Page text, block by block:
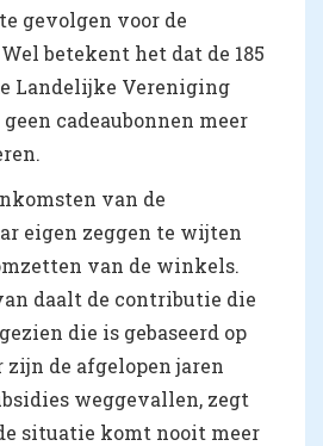
gevolgen voor de
betekent het dat de 185
Landelijke Vereniging
cadeaubonnen meer
van de
eigen zeggen te wijten
van de winkels.
daalt de contributie die
die is gebaseerd op
zijn de afgelopen jaren
weggevallen, zegt
situatie komt nooit meer